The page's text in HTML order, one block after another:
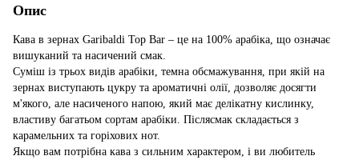
Опис
Кава в зернах Garibaldi Top Bar – це на 100% арабіка, що означає
вишуканий та насичений смак.
Суміш із трьох видів арабіки, темна обсмажування, при якій на
зернах виступають цукру та ароматичні олії, дозволяє досягти
м'якого, але насиченого напою, який має делікатну кислинку,
властиву багатьом сортам арабіки. Післясмак складається з
карамельних та горіхових нот.
Якщо вам потрібна кава з сильним характером, і ви любитель